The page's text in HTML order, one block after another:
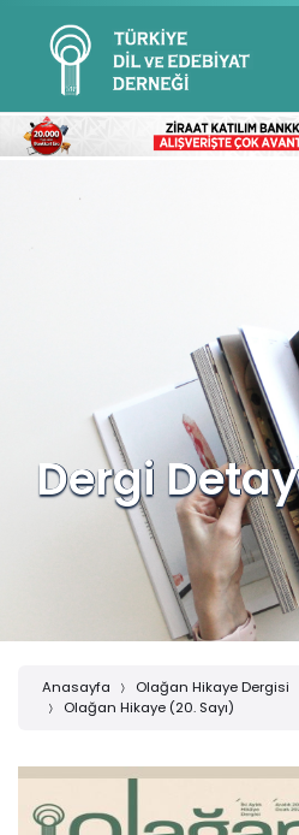
Dergi Detay
Anasayfa
Olağan Hikaye Dergisi
Olağan Hikaye (20. Sayı)